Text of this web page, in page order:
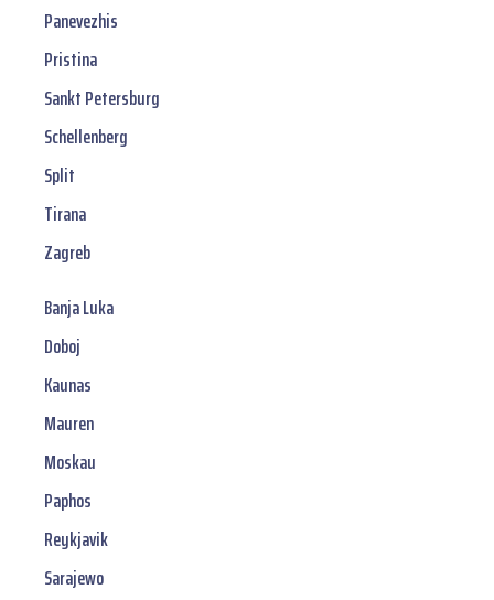
Panevezhis
Pristina
Sankt Petersburg
Schellenberg
Split
Tirana
Zagreb
Banja Luka
Doboj
Kaunas
Mauren
Moskau
Paphos
Reykjavik
Sarajewo